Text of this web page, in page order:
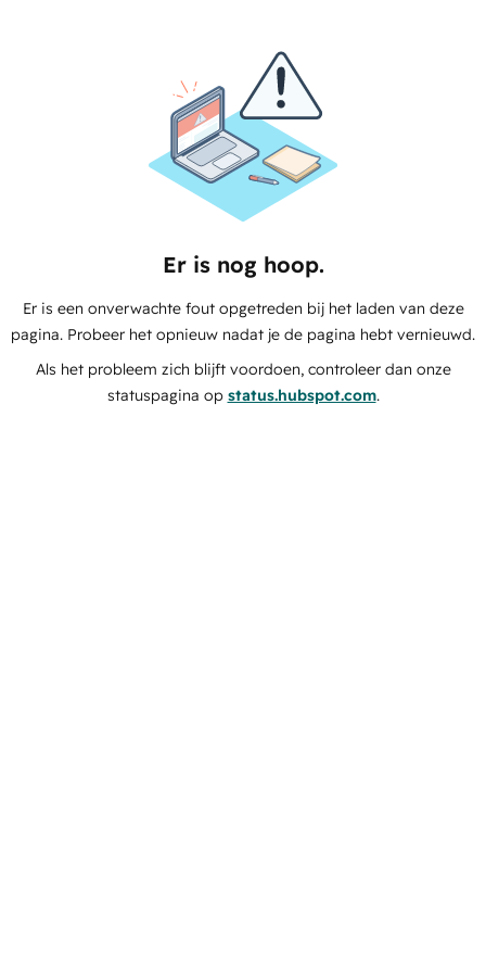
Er is nog hoop.
Er is een onverwachte fout opgetreden bij het laden van deze
pagina. Probeer het opnieuw nadat je de pagina hebt vernieuwd.
Als het probleem zich blijft voordoen, controleer dan onze
statuspagina op status.hubspot.com.